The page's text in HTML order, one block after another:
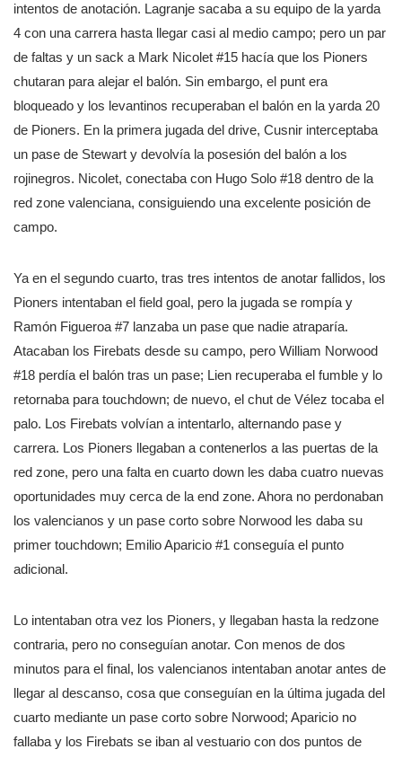
intentos de anotación. Lagranje sacaba a su equipo de la yarda
4 con una carrera hasta llegar casi al medio campo; pero un par
de faltas y un sack a Mark Nicolet #15 hacía que los Pioners
chutaran para alejar el balón. Sin embargo, el punt era
bloqueado y los levantinos recuperaban el balón en la yarda 20
de Pioners. En la primera jugada del drive, Cusnir interceptaba
un pase de Stewart y devolvía la posesión del balón a los
rojinegros. Nicolet, conectaba con Hugo Solo #18 dentro de la
red zone valenciana, consiguiendo una excelente posición de
campo.
Ya en el segundo cuarto, tras tres intentos de anotar fallidos, los
Pioners intentaban el field goal, pero la jugada se rompía y
Ramón Figueroa #7 lanzaba un pase que nadie atraparía.
Atacaban los Firebats desde su campo, pero William Norwood
#18 perdía el balón tras un pase; Lien recuperaba el fumble y lo
retornaba para touchdown; de nuevo, el chut de Vélez tocaba el
palo. Los Firebats volvían a intentarlo, alternando pase y
carrera. Los Pioners llegaban a contenerlos a las puertas de la
red zone, pero una falta en cuarto down les daba cuatro nuevas
oportunidades muy cerca de la end zone. Ahora no perdonaban
los valencianos y un pase corto sobre Norwood les daba su
primer touchdown; Emilio Aparicio #1 conseguía el punto
adicional.
Lo intentaban otra vez los Pioners, y llegaban hasta la redzone
contraria, pero no conseguían anotar. Con menos de dos
minutos para el final, los valencianos intentaban anotar antes de
llegar al descanso, cosa que conseguían en la última jugada del
cuarto mediante un pase corto sobre Norwood; Aparicio no
fallaba y los Firebats se iban al vestuario con dos puntos de